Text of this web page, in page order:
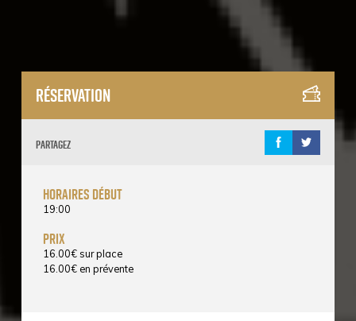
Réservation
Partagez
horaires début
19:00
prix
16.00€ sur place
16.00€ en prévente